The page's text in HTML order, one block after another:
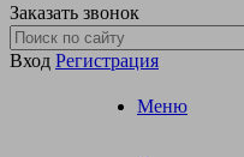
Заказать звонок
Вход Регистрация
Меню